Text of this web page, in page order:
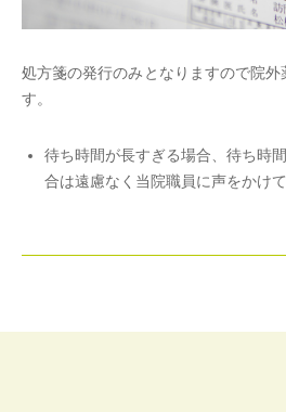
処方箋の発行のみとなりますので院外
す。
待ち時間が長すぎる場合、待ち時
合は遠慮なく当院職員に声をかけて